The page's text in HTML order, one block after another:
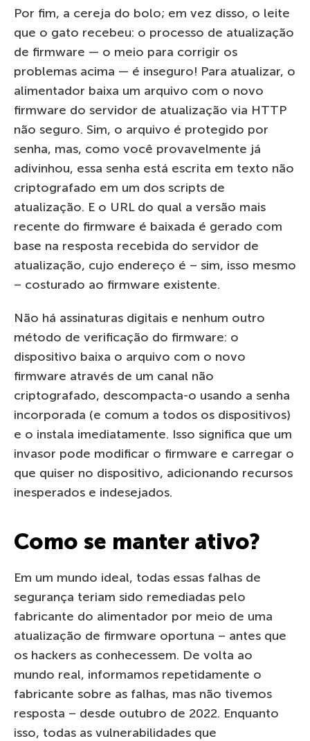
Por fim, a cereja do bolo; em vez disso, o leite
que o gato recebeu: o processo de atualização
de firmware — o meio para corrigir os
problemas acima — é inseguro! Para atualizar, o
alimentador baixa um arquivo com o novo
firmware do servidor de atualização via HTTP
não seguro. Sim, o arquivo é protegido por
senha, mas, como você provavelmente já
adivinhou, essa senha está escrita em texto não
criptografado em um dos scripts de
atualização. E o URL do qual a versão mais
recente do firmware é baixada é gerado com
base na resposta recebida do servidor de
atualização, cujo endereço é – sim, isso mesmo
– costurado ao firmware existente.
Não há assinaturas digitais e nenhum outro
método de verificação do firmware: o
dispositivo baixa o arquivo com o novo
firmware através de um canal não
criptografado, descompacta-o usando a senha
incorporada (e comum a todos os dispositivos)
e o instala imediatamente. Isso significa que um
invasor pode modificar o firmware e carregar o
que quiser no dispositivo, adicionando recursos
inesperados e indesejados.
Como se manter ativo?
Em um mundo ideal, todas essas falhas de
segurança teriam sido remediadas pelo
fabricante do alimentador por meio de uma
atualização de firmware oportuna – antes que
os hackers as conhecessem. De volta ao
mundo real, informamos repetidamente o
fabricante sobre as falhas, mas não tivemos
resposta – desde outubro de 2022. Enquanto
isso, todas as vulnerabilidades que